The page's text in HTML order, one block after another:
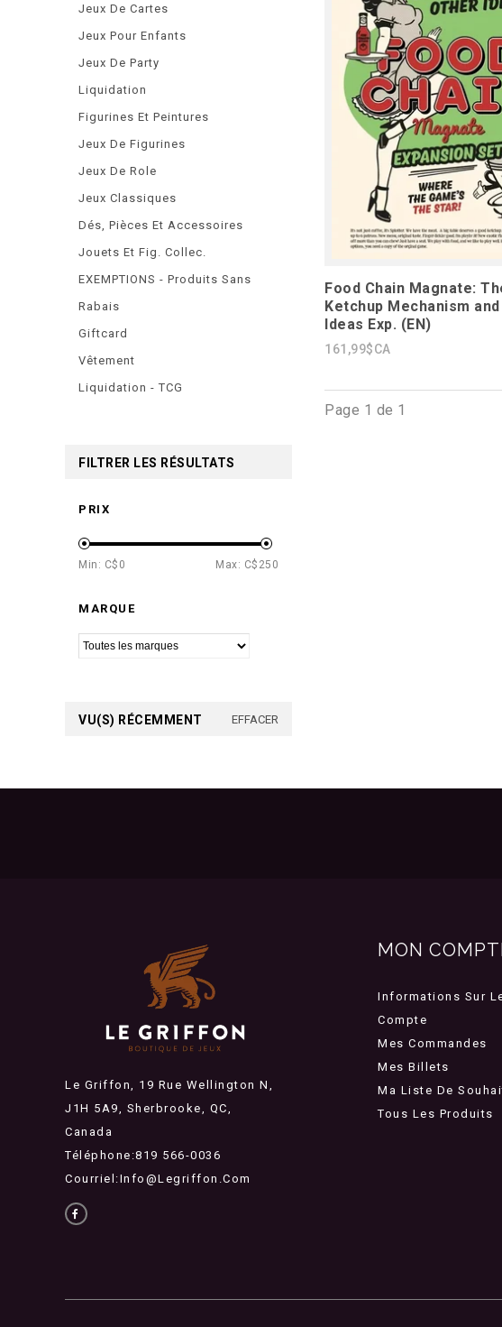
Food Chain Magnate:
Ketchup Mechanism
Ideas Exp. (EN)
161,99$CA
Page 1 de 1
Jeux De Cartes
Jeux Pour Enfants
Jeux De Party
Liquidation
Figurines Et Peintures
Jeux De Figurines
Jeux De Role
Jeux Classiques
Dés, Pièces Et Accessoires
Jouets Et Fig. Collec.
EXEMPTIONS - Produits Sans
Rabais
Giftcard
Vêtement
Liquidation - TCG
FILTRER LES RÉSULTATS
PRIX
Min: C$ 0 Max: C$ 250
MARQUE
VU(S) RÉCEMMENT EFFACER
Le Griffon, 19 Rue Wellington N,
J1H 5A9, Sherbrooke, QC,
Canada
Téléphone:819 566-0036
Courriel:Info@legriffon.com
MON
Informations Sur
Compte
Mes Commandes
Mes Billets
Ma Liste De
Tous Les Produits